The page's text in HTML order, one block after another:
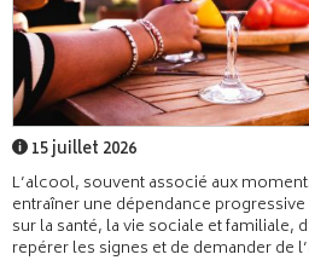
15 juillet 2026
L’alcool, souvent associé aux
entraîner une dépendance
sur la santé, la vie sociale et familiale,
repérer les signes et de demander de